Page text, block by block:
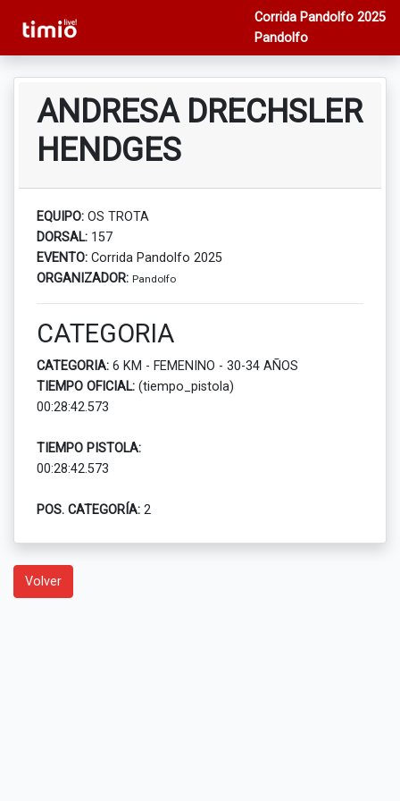
Corrida Pandolfo 2025
Pandolfo
ANDRESA DRECHSLER
HENDGES
EQUIPO: OS TROTA
DORSAL: 157
EVENTO: Corrida Pandolfo 2025
ORGANIZADOR: Pandolfo
CATEGORIA
CATEGORIA: 6 KM - FEMENINO - 30-34 AÑOS
TIEMPO OFICIAL: (tiempo_pistola)
00:28:42.573
TIEMPO PISTOLA:
00:28:42.573
POS. CATEGORÍA: 2
Volver